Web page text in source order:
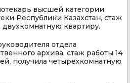
высшей категории
Республики Казахстан, стаж
двухкомнатную квартиру.
отдела
архива, стаж работы 14
получила четырехкомнатную